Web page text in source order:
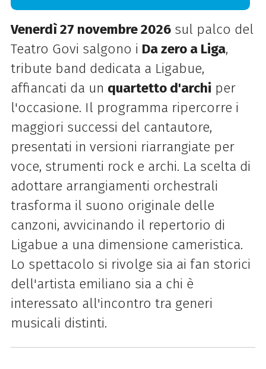
Venerdì 27 novembre 2026sul palco del
Teatro Govi salgono i Da zero a Liga,
tribute band dedicata a Ligabue,
affiancati da un quartetto d'archi per
l'occasione. Il programma ripercorre i
maggiori successi del cantautore,
presentati in versioni riarrangiate per
voce, strumenti rock e archi. La scelta di
adottare arrangiamenti orchestrali
trasforma il suono originale delle
canzoni, avvicinando il repertorio di
Ligabue a una dimensione cameristica.
Lo spettacolo si rivolge sia ai fan storici
dell'artista emiliano sia a chi è
interessato all'incontro tra generi
musicali distinti.